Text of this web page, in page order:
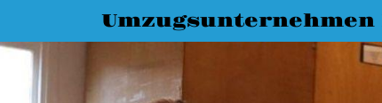
Umzugsunternehmen